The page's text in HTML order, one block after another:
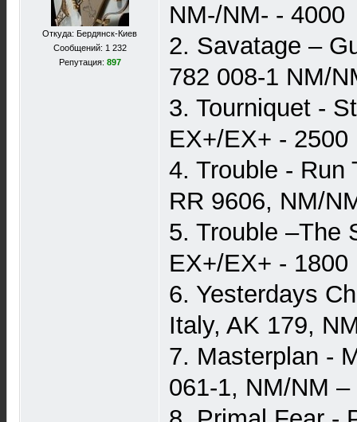
Откуда: Бердянск-Киев
Сообщений: 1 232
Репутация: 897
NM-/NM- - 4000
2. Savatage –
782 008-1 NM/
3. Tourniquet -
EX+/EX+ - 2500
4. Trouble - Run
RR 9606, NM/
5. Trouble –The
EX+/EX+ - 1800
6. Yesterdays
Italy, AK 179,
7. Masterplan -
061-1, NM/NM –